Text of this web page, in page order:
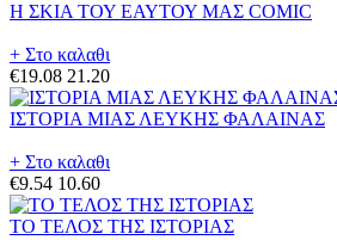
Η ΣΚΙΑ ΤΟΥ ΕΑΥΤΟΥ ΜΑΣ COMIC
+ Στο καλαθι
€19.08 21.20
ΙΣΤΟΡΙΑ ΜΙΑΣ ΛΕΥΚΗΣ ΦΑΛΑΙΝΑΣ
+ Στο καλαθι
€9.54 10.60
ΤΟ ΤΕΛΟΣ ΤΗΣ ΙΣΤΟΡΙΑΣ